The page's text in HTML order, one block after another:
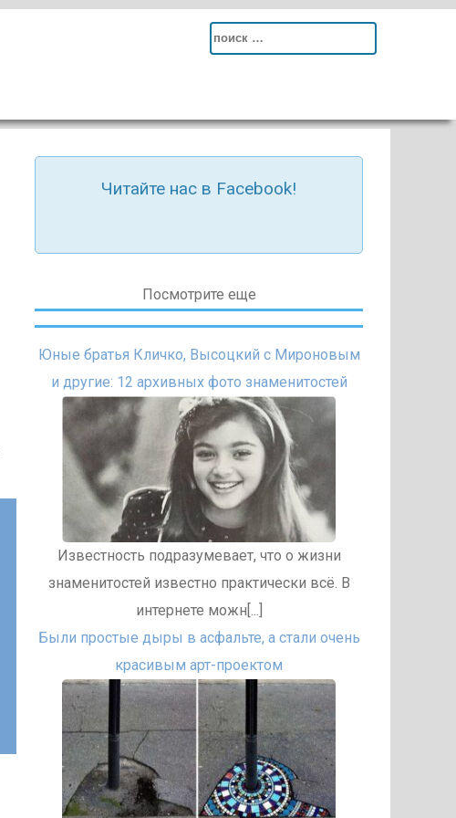
Search
Читайте нас в Facebook!
Посмотрите еще
Юные братья Кличко, Высоцкий с Мироновым
и другие: 12 архивных фото знаменитостей
Известность подразумевает, что о жизни
знаменитостей известно практически всё. В
интернете можн[...]
Были простые дыры в асфальте, а стали очень
красивым арт-проектом